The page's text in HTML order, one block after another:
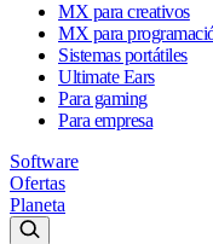
MX para creativos
MX para
Sistemas portátiles
Ultimate Ears
Para gaming
Para empresa
Software
Ofertas
Planeta